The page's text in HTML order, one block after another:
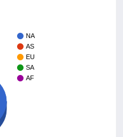
NA
AS
EU
SA
AF